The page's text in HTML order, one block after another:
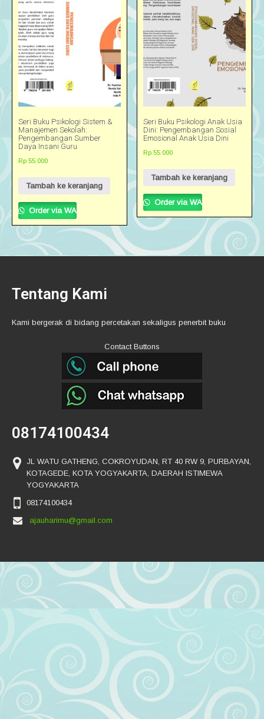
Seri Buku Psikologi Sistem &
Manajemen Sekolah:
Pengembangan Sumber
Daya Insani Guru
Rp 55.000
Tambah ke keranjang
Order via WA
Seri Buku Psikologi Anak Usia
Dini: Pengembangan Sosial
Emosional Anak Usia Dini
Rp 55.000
Tambah ke keranjang
Order via WA
Tentang Kami
Kami bergerak di bidang percetakan sekaligus penerbit buku
Contact Buttons
08174100434
JL WATU GATHENG, COKROYUDAN, RT 40 RW 9, PURBAYAN,
KOTAGEDE, KOTA YOGYAKARTA, DAERAH ISTIMEWA
YOGYAKARTA
08174100434
ajauharimu@gmail.com